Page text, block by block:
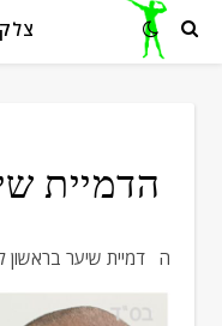
הדמיית
הדמיית שיער